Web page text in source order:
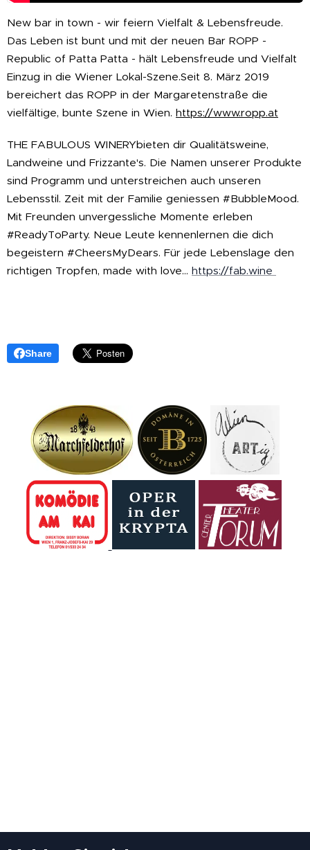
New bar in town - wir feiern Vielfalt & Lebensfreude.
Das Leben ist bunt und mit der neuen Bar ROPP -
Republic of Patta Patta - hält Lebensfreude und Vielfalt
Einzug in die Wiener Lokal-Szene.Seit 8. März 2019
bereichert das ROPP in der Margaretenstraße die
vielfältige, bunte Szene in Wien. https://www.ropp.at
THE FABULOUS WINERYbieten dir Qualitätsweine,
Landweine und Frizzante's. Die Namen unserer Produkte
sind Programm und unterstreichen auch unseren
Lebensstil. Zeit mit der Familie geniessen #BubbleMood.
Mit Freunden unvergessliche Momente erleben
#ReadyToParty. Neue Leute kennenlernen die dich
begeistern #CheersMyDears. Für jede Lebenslage den
richtigen Tropfen, made with love... https://fab.wine
Share